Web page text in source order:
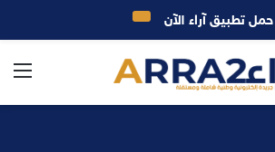
حمل تطبيق آراء الآن